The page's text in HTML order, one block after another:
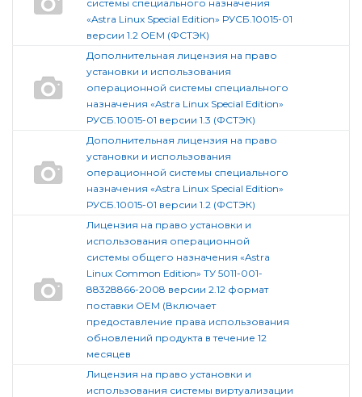
системы специального назначения
«Astra Linux Special Edition» РУСБ.10015-01
версии 1.2 ОЕМ (ФСТЭК)
Дополнительная лицензия на право
установки и использования
операционной системы специального
назначения «Astra Linux Special Edition»
РУСБ.10015-01 версии 1.3 (ФСТЭК)
Дополнительная лицензия на право
установки и использования
операционной системы специального
назначения «Astra Linux Special Edition»
РУСБ.10015-01 версии 1.2 (ФСТЭК)
Лицензия на право установки и
использования операционной
системы общего назначения «Astra
Linux Common Edition» ТУ 5011-001-
88328866-2008 версии 2.12 формат
поставки OEM (Включает
предоставление права использования
обновлений продукта в течение 12
месяцев
Лицензия на право установки и
использования системы виртуализации